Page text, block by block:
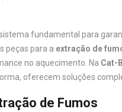
fundamental para
peças para a extração de
no aquecimento. Na Cat-
oferecem soluções
de Fumos